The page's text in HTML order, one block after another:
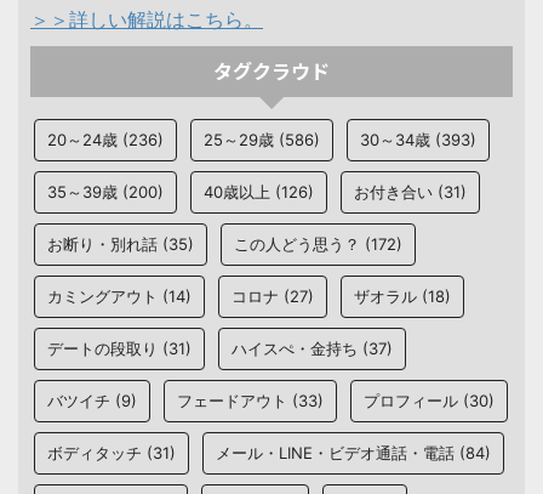
＞＞詳しい解説はこちら。
タグクラウド
20～24歳 (236) 25～29歳 (586) 30～34歳 (393)
35～39歳 (200) 40歳以上 (126) お付き合い (31)
お断り・別れ話 (35) この人どう思う？ (172)
カミングアウト (14) コロナ (27) ザオラル (18)
デートの段取り (31) ハイスぺ・金持ち (37)
バツイチ (9) フェードアウト (33) プロフィール (30)
ボディタッチ (31) メール・LINE・ビデオ通話・電話 (84)